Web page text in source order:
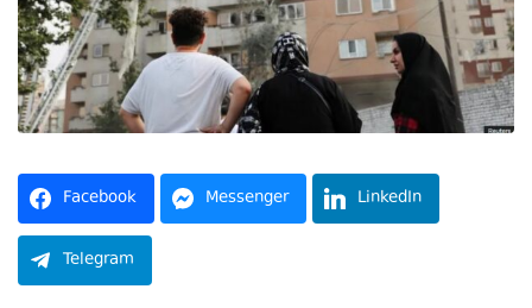
Facebook Messenger LinkedIn
Telegram